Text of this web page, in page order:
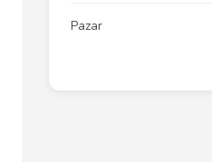
Pazar